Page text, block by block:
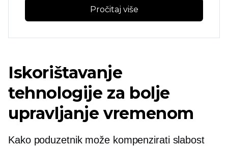
Pročitaj više
Iskorištavanje
tehnologije za bolje
upravljanje vremenom
Kako poduzetnik može kompenzirati slabost